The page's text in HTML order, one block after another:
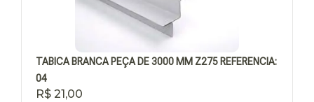
TABICA BRANCA PEÇA DE 3000 MM Z275 REFERENCIA:
04
R$ 21,00